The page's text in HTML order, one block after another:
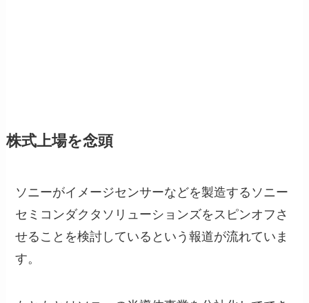
株式上場を念頭
ソニーがイメージセンサーなどを製造するソニー
セミコンダクタソリューションズをスピンオフさ
せることを検討しているという報道が流れていま
す。